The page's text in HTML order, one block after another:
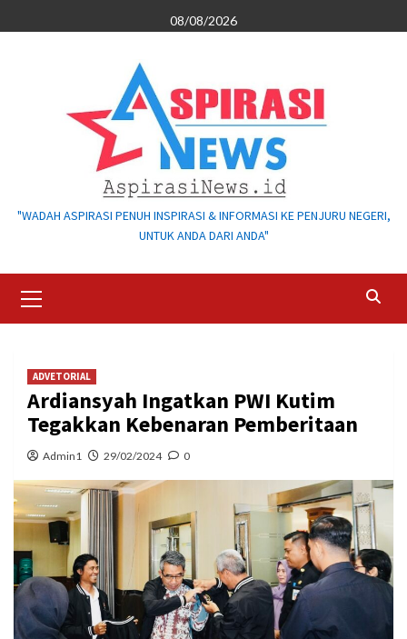
to
08/08/2026
"WADAH ASPIRASI PENUH INSPIRASI & INFORMASI KE PENJURU NEGERI,
UNTUK ANDA DARI ANDA"
Menu
ADVETORIAL
Ardiansyah Ingatkan PWI Kutim
Tegakkan Kebenaran Pemberitaan
Admin1 29/02/2024 0